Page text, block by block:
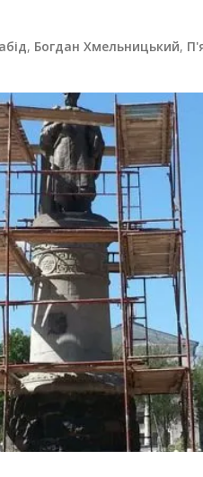
, Богдан Хмельницький,